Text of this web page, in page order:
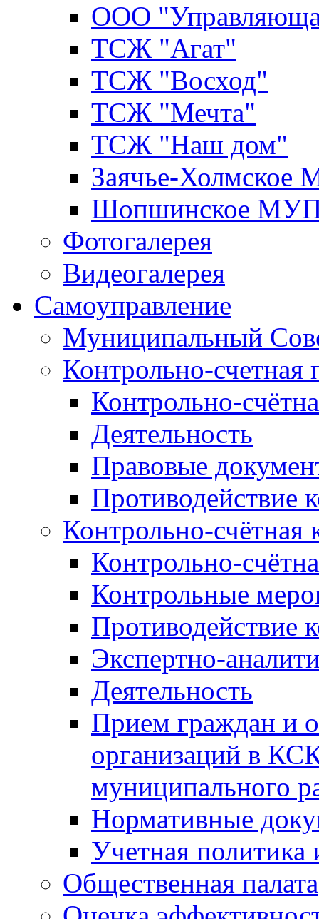
ООО
ТСЖ "Агат"
ТСЖ "Восход"
ТСЖ "Мечта"
ТСЖ "Наш дом"
Заячье-
Шопшинское
Фотогалерея
Видеогалерея
Самоуправление
Муниципальный
Контрольно-счетная
Контрольно-
Деятельность
Правовые
Противодействие
Контрольно-счётная
Контрольно-
Контрольные
Противодействие
Экспертно-
Деятельность
Прием граждан и
организаций в
муниципального
Нормативные
Учетная политика
Общественная палата